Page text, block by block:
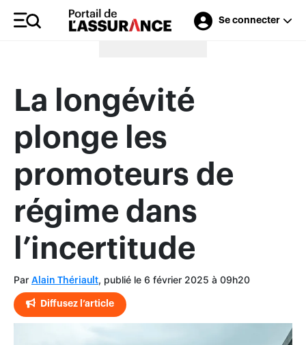
Se connecter
Merci à nos annonceurs
La longévité
plonge les
promoteurs de
régime dans
l’incertitude
Par Alain Thériault, publié le 6 février 2025 à 09h20
Diffusez l’article